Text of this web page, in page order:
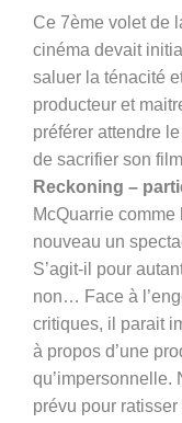
Ce 7ème volet de
cinéma devait
saluer la ténacité
producteur et
préférer attendre
de sacrifier son
Reckoning – p
McQuarrie
nouveau un
S’agit-il pour
non… Face à
critiques, il parait
à propos d’une
qu’impersonnelle.
prévu pour